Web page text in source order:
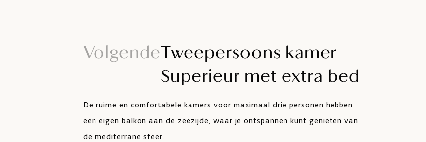
Volgende Tweepersoons kamer
Superieur met extra bed
De ruime en comfortabele kamers voor maximaal drie personen hebben
een eigen balkon aan de zeezijde, waar je ontspannen kunt genieten van
de mediterrane sfeer.